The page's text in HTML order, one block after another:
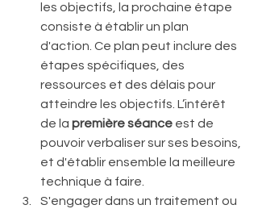
les objectifs, la prochaine étape
consiste à établir un plan
d'action. Ce plan peut inclure des
étapes spécifiques, des
ressources et des délais pour
atteindre les objectifs. L’intérêt
de la première séance est de
pouvoir verbaliser sur ses besoins,
et d'établir ensemble la meilleure
technique à faire.
S'engager dans un traitement ou